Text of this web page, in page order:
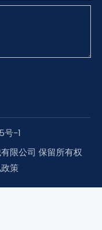
号-1
限公司 保留所有权
策